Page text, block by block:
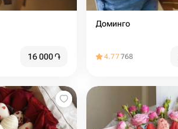
16 000֏
Доминго
4.77768